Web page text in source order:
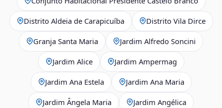
Distrito Aldeia de Carapicuíba Distrito Vila Dirce
Granja Santa Maria Jardim Alfredo Soncini
Jardim Alice Jardim Ampermag
Jardim Ana Estela Jardim Ana Maria
Jardim Ângela Maria Jardim Angélica